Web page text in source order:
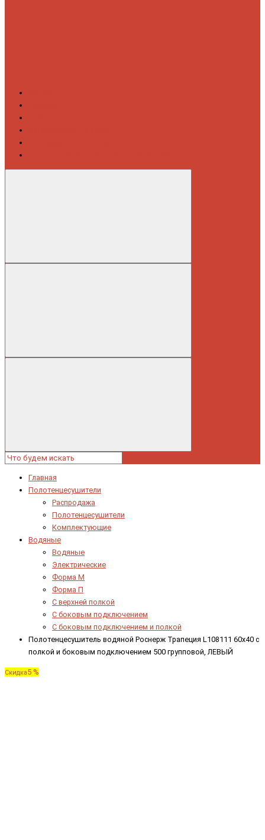
Главная
Полотенцесушители
Распродажа
Полотенцесушители
Комплектующие
Водяные
Водяные
Электрические
Форма М
Форма П
C верхней полкой
C боковым подключением
C боковым подключением и полкой
Полотенцесушитель водяной Роснерж Трапеция L108111 60x40 с
полкой и боковым подключением 500 групповой, ЛЕВЫЙ
Скидка5 %